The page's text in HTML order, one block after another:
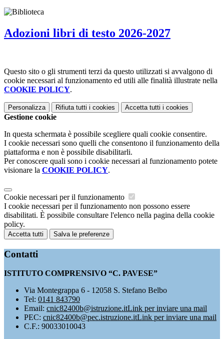
Adozioni libri di testo 2026-2027
Questo sito o gli strumenti terzi da questo utilizzati si avvalgono di
cookie necessari al funzionamento ed utili alle finalità illustrate nella
COOKIE POLICY.
Personalizza Rifiuta tutti i cookies Accetta tutti i cookies
Gestione cookie
In questa schermata è possibile scegliere quali cookie consentire.
I cookie necessari sono quelli che consentono il funzionamento della
piattaforma e non è possibile disabilitarli.
Per conoscere quali sono i cookie necessari al funzionamento potete
visionare la COOKIE POLICY.
Cookie necessari per il funzionamento
I cookie necessari per il funzionamento non possono essere
disabilitati. È possibile consultare l'elenco nella pagina della cookie
policy.
Accetta tutti Salva le preferenze
Contatti
ISTITUTO COMPRENSIVO “C. PAVESE”
Via Montegrappa 6 - 12058 S. Stefano Belbo
Tel: 0141 843790
Email: cnic82400b@istruzione.itLink per inviare una mail
PEC: cnic82400b@pec.istruzione.itLink per inviare una mail
C.F.: 90033010043